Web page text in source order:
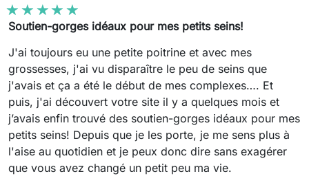
★★★★★
★★★★★
Soutien-gorges idéaux pour mes petits seins!
J'ai toujours eu une petite poitrine et avec mes
grossesses, j'ai vu disparaître le peu de seins que
j'avais et ça a été le début de mes complexes…. Et
puis, j'ai découvert votre site il y a quelques mois et
j’avais enfin trouvé des soutien-gorges idéaux pour mes
petits seins! Depuis que je les porte, je me sens plus à
l'aise au quotidien et je peux donc dire sans exagérer
que vous avez changé un petit peu ma vie.